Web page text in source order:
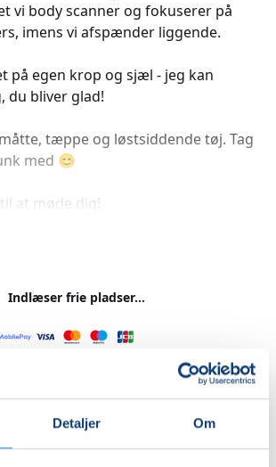
Detaljer Om
vi body scanner og fokuserer på
imens vi afspænder liggende.
på egen krop og sjæl - jeg kan
du bliver glad!
tæppe og løstsiddende tøj. Tag
med 😊
at møde dig!
Indlæser frie pladser...